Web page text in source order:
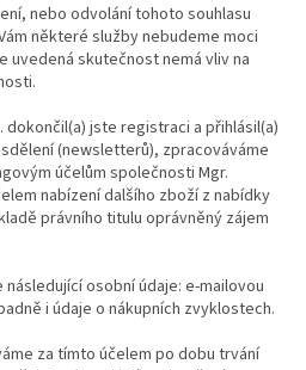
nebo odvolání tohoto souhlasu
některé služby nebudeme moci
skutečnost nemá vliv na
jste registraci a přihlásil(a)
(newsletterů), zpracováváme
účelům společnosti Mgr.
nabízení dalšího zboží z nabídky
právního titulu oprávněný zájem
osobní údaje: e-mailovou
i údaje o nákupních zvyklostech.
za tímto účelem po dobu trvání